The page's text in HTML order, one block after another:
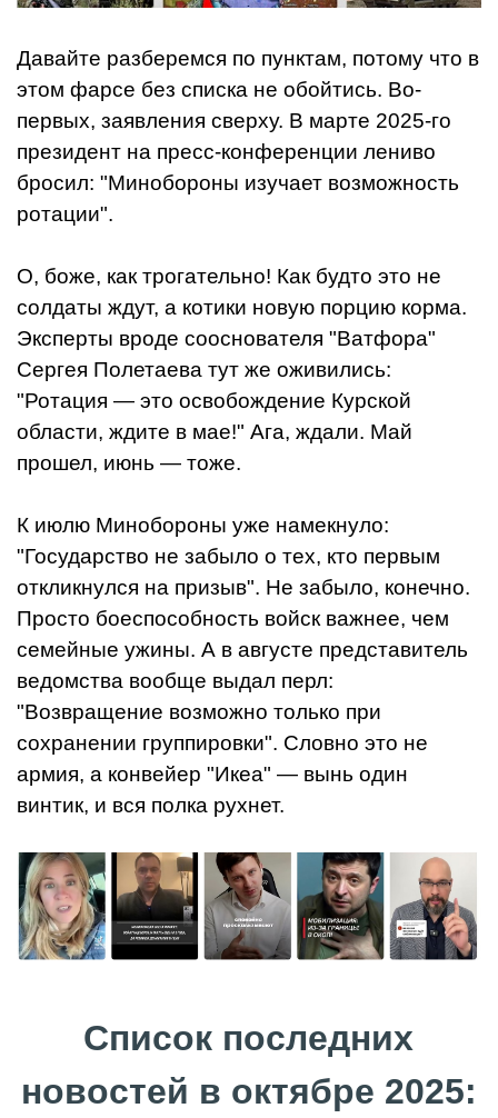
Давайте разберемся по пунктам, потому что в
этом фарсе без списка не обойтись. Во-
первых, заявления сверху. В марте 2025-го
президент на пресс-конференции лениво
бросил: "Минобороны изучает возможность
ротации".
О, боже, как трогательно! Как будто это не
солдаты ждут, а котики новую порцию корма.
Эксперты вроде сооснователя "Ватфора"
Сергея Полетаева тут же оживились:
"Ротация — это освобождение Курской
области, ждите в мае!" Ага, ждали. Май
прошел, июнь — тоже.
К июлю Минобороны уже намекнуло:
"Государство не забыло о тех, кто первым
откликнулся на призыв". Не забыло, конечно.
Просто боеспособность войск важнее, чем
семейные ужины. А в августе представитель
ведомства вообще выдал перл:
"Возвращение возможно только при
сохранении группировки". Словно это не
армия, а конвейер "Икеа" — вынь один
винтик, и вся полка рухнет.
Список последних
новостей в октябре 2025: